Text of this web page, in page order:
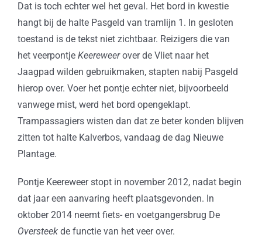
Dat is toch echter wel het geval. Het bord in kwestie
hangt bij de halte Pasgeld van tramlijn 1. In gesloten
toestand is de tekst niet zichtbaar. Reizigers die van
het veerpontje Keereweerover de Vliet naar het
Jaagpad wilden gebruikmaken, stapten nabij Pasgeld
hierop over. Voer het pontje echter niet, bijvoorbeeld
vanwege mist, werd het bord opengeklapt.
Trampassagiers wisten dan dat ze beter konden blijven
zitten tot halte Kalverbos, vandaag de dag Nieuwe
Plantage.
Pontje Keereweer stopt in november 2012, nadat begin
dat jaar een aanvaring heeft plaatsgevonden. In
oktober 2014 neemt fiets- en voetgangersbrug De
Oversteekde functie van het veer over.